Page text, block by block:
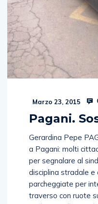
Marzo 23, 2015
Pagani.
Gerardina Pepe
a Pagani: molti
per segnalare al
disciplina stradale e
parcheggiate per
traverso con ruote